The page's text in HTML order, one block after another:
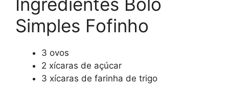
Simples Fofinho
3 ovos
2 xícaras de açúcar
3 xícaras de farinha de trigo